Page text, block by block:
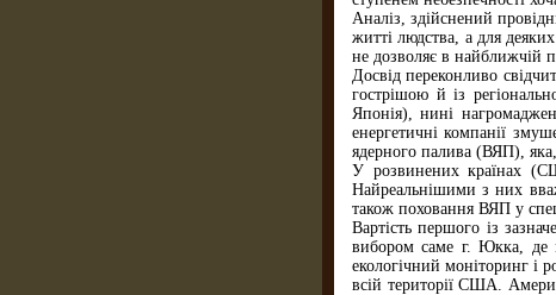
Аналіз, здійснений
житті людства, а для
не дозволяє в найближчій
Досвід переконливо
гострішою й із
Японія), нині
енергетичні компанії
ядерного палива (ВЯП),
У розвинених країнах
Найреальнішими з них
також поховання ВЯП у
Вартість першого із
вибором саме г. Юкка, де
екологічний моніторинг і
всій території США.